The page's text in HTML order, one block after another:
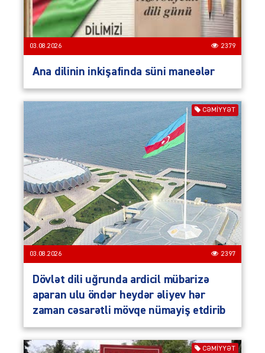
03.08.2026 2379
Ana dilinin inkişafinda süni maneələr
CƏMIYYƏT
03.08.2026 2397
Dövlət dili uğrunda ardicil mübarizə
aparan ulu öndər heydər əliyev hər
zaman cəsarətli mövqe nümayiş etdirib
CƏMIYYƏT